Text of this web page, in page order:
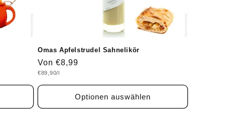
Omas Apfelstrudel Sahnelikör
Normaler
Preis
Von €8,99
Grundpreis
€89,90/l
Optionen auswählen